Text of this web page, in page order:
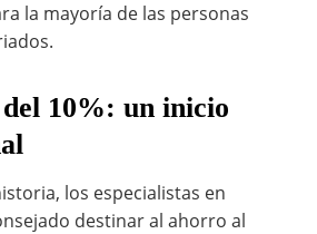
la mayoría de las personas
10%: un inicio
los especialistas en
destinar al ahorro al